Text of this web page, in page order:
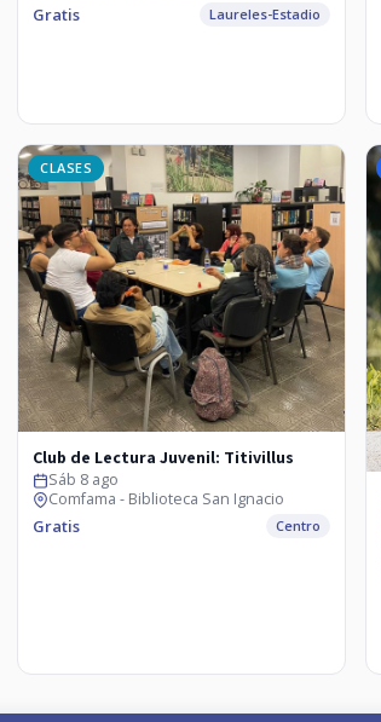
Gratis Laureles-Estadio
CLASES
Club de Lectura Juvenil: Titivillus
Sáb 8 ago
Comfama - Biblioteca San Ignacio
Gratis Centro